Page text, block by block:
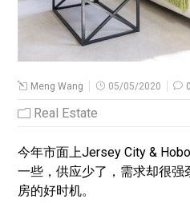
Meng Wang 05/05/2020
Real Estate
今年市面上Jersey City &
一些，供应少了，需求却很
房的好时机。